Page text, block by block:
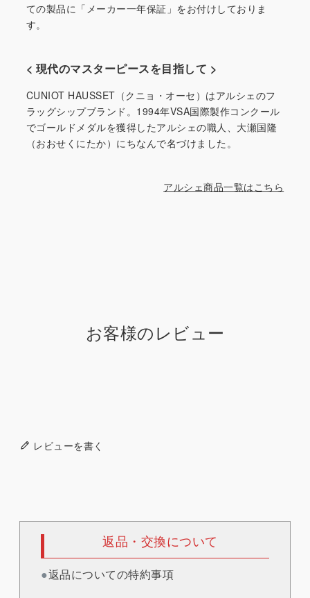
ての製品に「メーカー一年保証」をお付けしておりま
す。
< 現代のマスターピースを目指して >
CUNIOT HAUSSET（クニョ・オーセ）はアルシェのフ
ラッグシップブランド。1994年VSA国際製作コンクール
でゴールドメダルを獲得したアルシェの職人、大瀬国隆
（おおせくにたか）にちなんで名づけました。
アルシェ商品一覧はこちら
お客様のレビュー
レビューを書く
返品・交換について
●返品についての特約事項